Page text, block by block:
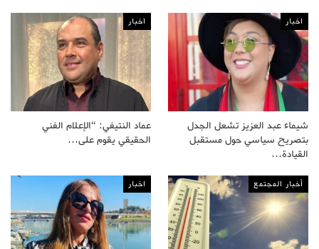
اخبار
شيماء عبد العزيز تشعل الجدل
بتصريح سياسي حول مستقبل
القيادة…
اخبار
عماد النتيفي: “الإعلام الفني
الحقيقي يقوم على…
أخبار المجتمع اخبار